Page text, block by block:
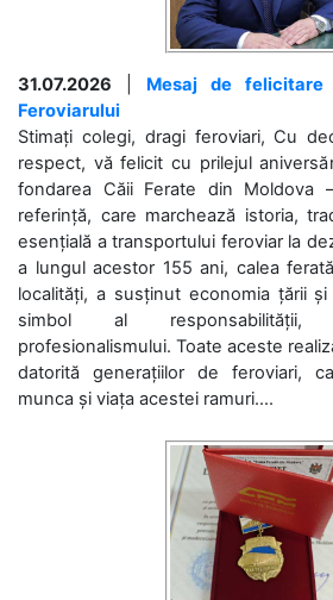
31.07.2026
Mesaj de
Feroviarului
Stimați colegi, dragi feroviari, Cu
respect, vă felicit cu prilejul
fondarea Căii Ferate din Moldova
referință, care marchează istoria,
esențială a transportului feroviar la
a lungul acestor 155 ani, calea
localități, a susținut economia țării
simbol al
profesionalismului. Toate aceste
datorită generațiilor de feroviari,
munca și viața acestei ramuri....